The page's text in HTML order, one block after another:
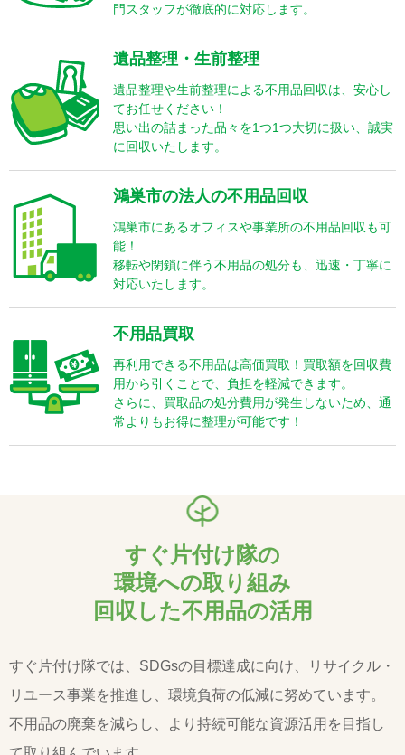
門スタッフが徹底的に対応します。
遺品整理・生前整理
遺品整理や生前整理による不用品回収は、安心し
てお任せください！
思い出の詰まった品々を1つ1つ大切に扱い、誠実
に回収いたします。
鴻巣市の法人の不用品回収
鴻巣市にあるオフィスや事業所の不用品回収も可
能！
移転や閉鎖に伴う不用品の処分も、迅速・丁寧に
対応いたします。
不用品買取
再利用できる不用品は高価買取！買取額を回収費
用から引くことで、負担を軽減できます。
さらに、買取品の処分費用が発生しないため、通
常よりもお得に整理が可能です！
すぐ片付け隊の
環境への取り組み
回収した不用品の活用
すぐ片付け隊では、SDGsの目標達成に向け、リサイクル・
リユース事業を推進し、環境負荷の低減に努めています。
不用品の廃棄を減らし、より持続可能な資源活用を目指し